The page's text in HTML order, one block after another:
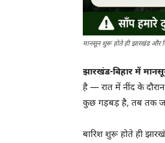
मानसून शुरू होते ही झारखंड और
झारखंड-बिहार में
है — रात में नींद के
कुछ गड़बड़ है, तब तक
बारिश शुरू होते ही